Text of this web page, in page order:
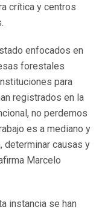
crítica y centros
enfocados en
forestales
para
registrados en la
no perdemos
es a mediano y
determinar causas y
Marcelo
instancia se han